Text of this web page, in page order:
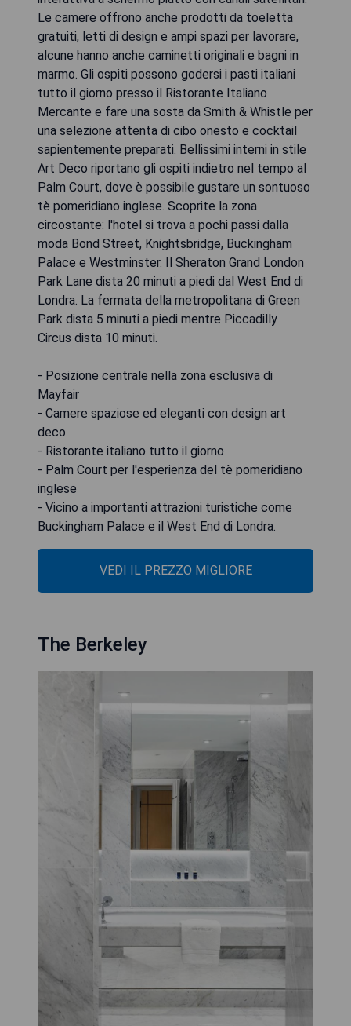
Le camere offrono anche prodotti da toeletta
gratuiti, letti di design e ampi spazi per lavorare,
alcune hanno anche caminetti originali e bagni in
marmo. Gli ospiti possono godersi i pasti italiani
tutto il giorno presso il Ristorante Italiano
Mercante e fare una sosta da Smith & Whistle per
una selezione attenta di cibo onesto e cocktail
sapientemente preparati. Bellissimi interni in stile
Art Deco riportano gli ospiti indietro nel tempo al
Palm Court, dove è possibile gustare un sontuoso
tè pomeridiano inglese. Scoprite la zona
circostante: l'hotel si trova a pochi passi dalla
moda Bond Street, Knightsbridge, Buckingham
Palace e Westminster. Il Sheraton Grand London
Park Lane dista 20 minuti a piedi dal West End di
Londra. La fermata della metropolitana di Green
Park dista 5 minuti a piedi mentre Piccadilly
Circus dista 10 minuti.
- Posizione centrale nella zona esclusiva di
Mayfair
- Camere spaziose ed eleganti con design art
deco
- Ristorante italiano tutto il giorno
- Palm Court per l'esperienza del tè pomeridiano
inglese
- Vicino a importanti attrazioni turistiche come
Buckingham Palace e il West End di Londra.
VEDI IL PREZZO MIGLIORE
The Berkeley